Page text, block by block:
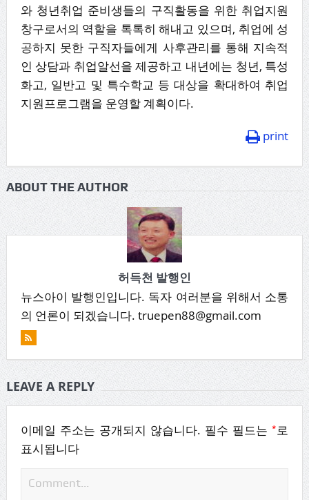
와 청년취업 준비생들의 구직활동을 위한 취업지원
창구로서의 역할을 톡톡히 해내고 있으며, 취업에 성
공하지 못한 구직자들에게 사후관리를 통해 지속적
인 상담과 취업알선을 제공하고 내년에는 청년, 특성
화고, 일반고 및 특수학교 등 대상을 확대하여 취업
지원프로그램을 운영할 계획이다.
print
ABOUT THE AUTHOR
허득천 발행인
뉴스아이 발행인입니다. 독자 여러분을 위해서 소통
의 언론이 되겠습니다. truepen88@gmail.com
LEAVE A REPLY
이메일 주소는 공개되지 않습니다. 필수 필드는*로
표시됩니다